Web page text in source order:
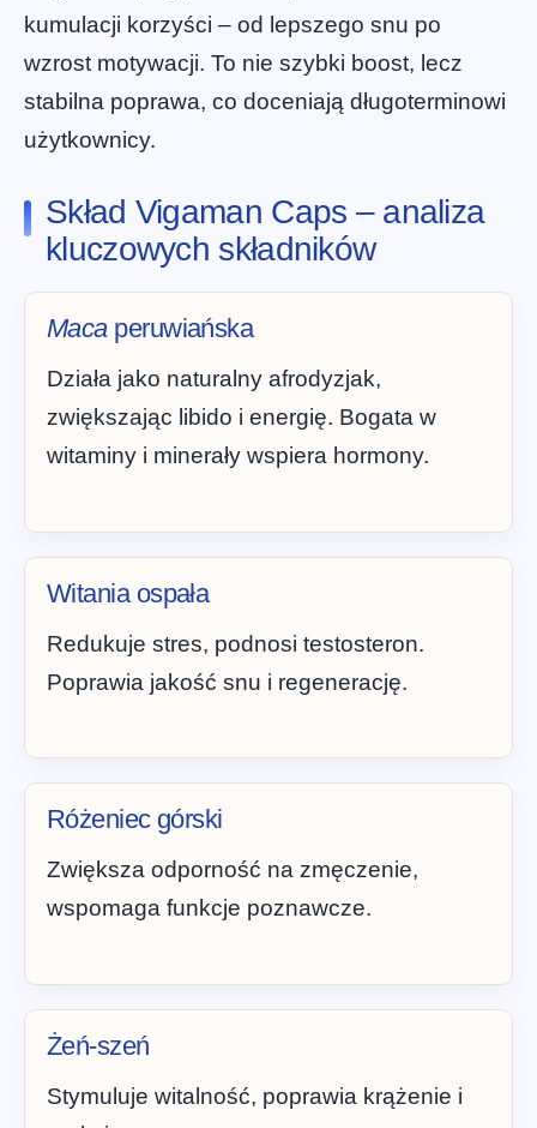
kumulacji korzyści – od lepszego snu po
wzrost motywacji. To nie szybki boost, lecz
stabilna poprawa, co doceniają długoterminowi
użytkownicy.
Skład Vigaman Caps – analiza
kluczowych składników
Macaperuwiańska
Działa jako naturalny afrodyzjak,
zwiększając libido i energię. Bogata w
witaminy i minerały wspiera hormony.
Witania ospała
Redukuje stres, podnosi testosteron.
Poprawia jakość snu i regenerację.
Różeniec górski
Zwiększa odporność na zmęczenie,
wspomaga funkcje poznawcze.
Żeń-szeń
Stymuluje witalność, poprawia krążenie i